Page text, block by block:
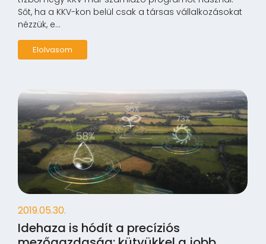
Sőt, ha a KKV-kon belül csak a társas vállalkozásokat
nézzük, e...
Elolvasom
2019.05.30.
Idehaza is hódít a precíziós